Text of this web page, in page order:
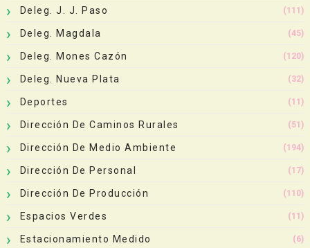
Deleg. J. J. Paso (111)
Deleg. Magdala (45)
Deleg. Mones Cazón (120)
Deleg. Nueva Plata (32)
Deportes (11)
Dirección De Caminos Rurales (51)
Dirección De Medio Ambiente (194)
Dirección De Personal (17)
Dirección De Producción (110)
Espacios Verdes (11)
Estacionamiento Medido (6)